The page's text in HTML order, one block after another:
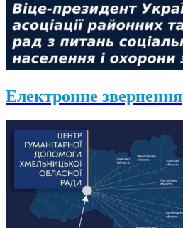
Електронне звернення